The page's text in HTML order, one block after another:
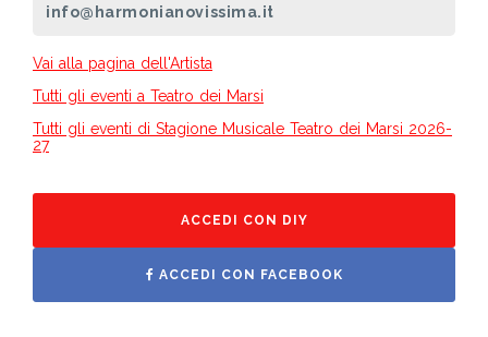
info@harmonianovissima.it
Vai alla pagina dell'Artista
Tutti gli eventi a Teatro dei Marsi
Tutti gli eventi di Stagione Musicale Teatro dei Marsi 2026-
27
ACCEDI CON DIY
ACCEDI CON FACEBOOK